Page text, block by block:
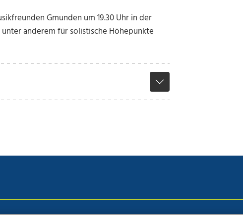
Gmunden um 19.30 Uhr in der
anderem für solistische Höhepunkte